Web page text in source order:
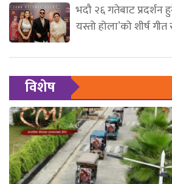
भदौ २६ गतेबाट प्रदर्शन
यस्तो होला’को शीर्ष
विशेष